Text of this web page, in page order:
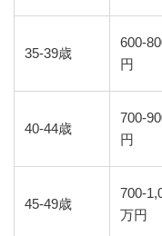
35-39歳
600-
円
40-44歳
700-
円
45-49歳
700-
万円